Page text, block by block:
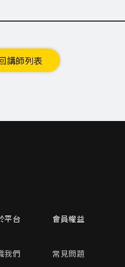
講師列表
平台
我們
會員權益
常見問題